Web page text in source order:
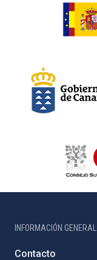
INFORMACIÓN GENERAL
Contacto